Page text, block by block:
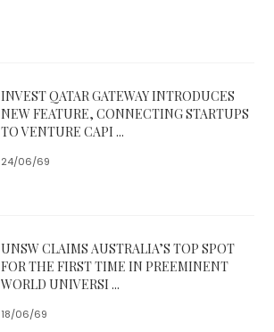
INVEST QATAR GATEWAY INTRODUCES
NEW FEATURE, CONNECTING STARTUPS
TO VENTURE CAPI ...
24/06/69
UNSW CLAIMS AUSTRALIA’S TOP SPOT
FOR THE FIRST TIME IN PREEMINENT
WORLD UNIVERSI ...
18/06/69